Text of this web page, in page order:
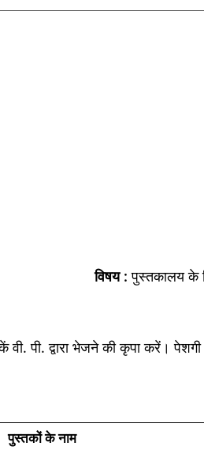
विषय : पुस्तकालय के
पी. द्वारा भेजने की कृपा करें।
पुस्तकों के नाम